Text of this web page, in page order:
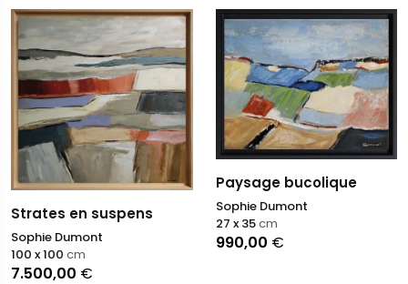
Strates en suspens
Sophie Dumont
7.500,00 €
100 x 100 cm
Paysage bucolique
Sophie Dumont
990,00 €
27 x 35cm